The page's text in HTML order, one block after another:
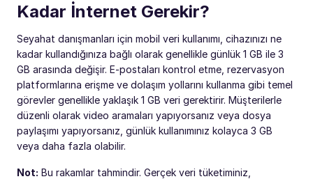
Kadar İnternet Gerekir?
Seyahat danışmanları için mobil veri kullanımı, cihazınızı ne
kadar kullandığınıza bağlı olarak genellikle günlük 1 GB ile 3
GB arasında değişir. E-postaları kontrol etme, rezervasyon
platformlarına erişme ve dolaşım yollarını kullanma gibi temel
görevler genellikle yaklaşık 1 GB veri gerektirir. Müşterilerle
düzenli olarak video aramaları yapıyorsanız veya dosya
paylaşımı yapıyorsanız, günlük kullanımınız kolayca 3 GB
veya daha fazla olabilir.
Not: Bu rakamlar tahmindir. Gerçek veri tüketiminiz,